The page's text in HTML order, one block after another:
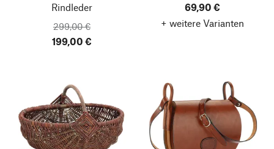
Rindleder
299,00 €
199,00 €
69,90 €
+ weitere Varianten